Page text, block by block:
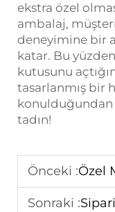
ekstra özel
ambalaj,
deneyimine bir
katar. Bu
kutusunu
tasarlanmış bir
konulduğundan
tadın!
Önceki :Özel
Sonraki :Siparişe